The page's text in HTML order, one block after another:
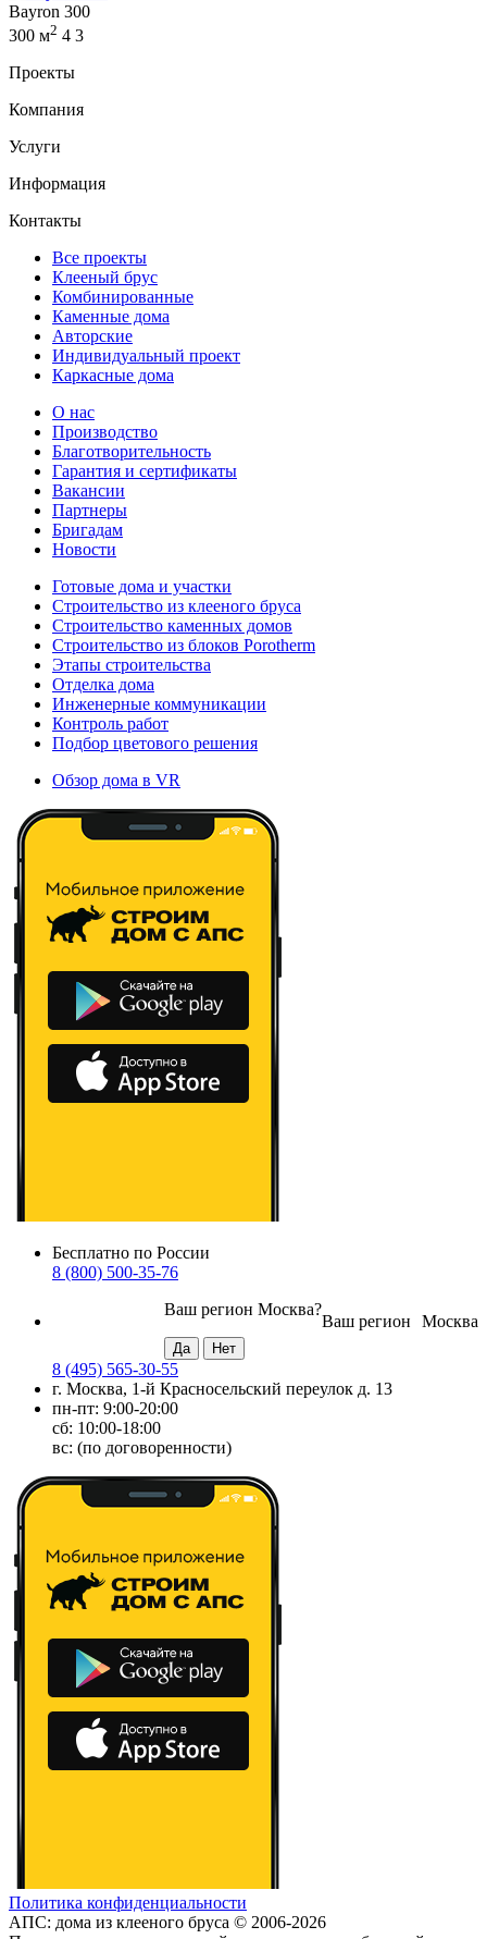
Bayron 300
300 м2 4 3
Проекты
Компания
Услуги
Информация
Контакты
Все проекты
Клееный брус
Комбинированные
Каменные дома
Авторские
Индивидуальный проект
Каркасные дома
О нас
Производство
Благотворительность
Гарантия и сертификаты
Вакансии
Партнеры
Бригадам
Новости
Готовые дома и участки
Строительство из клееного бруса
Строительство каменных домов
Строительство из блоков Porotherm
Этапы строительства
Отделка дома
Инженерные коммуникации
Контроль работ
Подбор цветового решения
Обзор дома в VR
Бесплатно по России
8 (800) 500-35-76
Москва
Ваш регион
Ваш регион Москва?
8 (495) 565-30-55
г. Москва, 1-й Красносельский переулок д. 13
пн-пт: 9:00-20:00
сб: 10:00-18:00
вс: (по договоренности)
Политика конфиденциальности
АПС: дома из клееного бруса © 2006-2026